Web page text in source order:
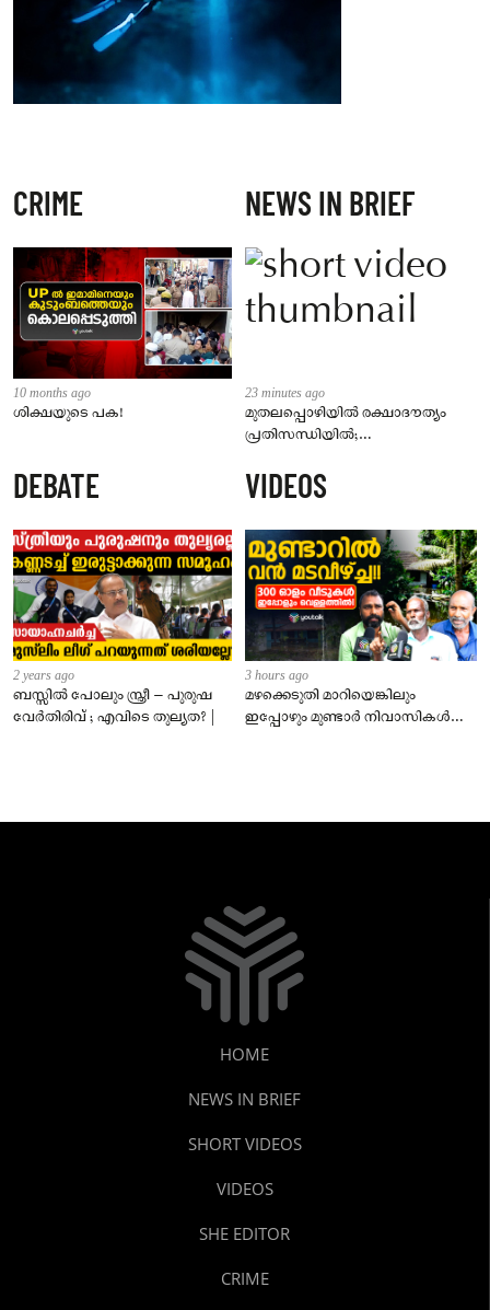
CRIME
10 months ago
ശിക്ഷയുടെ പക!
NEWS IN BRIEF
23 minutes ago
മുതലപ്പൊഴിയിൽ രക്ഷാദൗത്യം
പ്രതിസന്ധിയിൽ;
കൊല്ലത്തേക്ക് മടങ്ങി; തിരച്ചിൽ
രാമേശ്വരത്തേക്ക്
DEBATE
2 years ago
ബസ്സിൽ പോലും സ്ത്രീ – പുരുഷ
വേർതിരിവ് ; എവിടെ തുല്യത? |
VIDEOS
3 hours ago
മഴക്കെടുതി മാറിയെങ്കിലും
ഇപ്പോഴും മുണ്ടാർ നിവാസികൾ
HOME
NEWS IN BRIEF
SHORT VIDEOS
VIDEOS
SHE EDITOR
CRIME